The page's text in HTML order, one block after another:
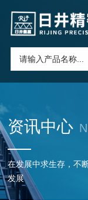
资讯中心
在发展中求生存，不
发展